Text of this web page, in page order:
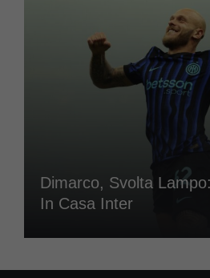
Dimarco, Svolta
In Casa Inter